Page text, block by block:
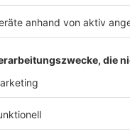
bzw. 279,99€
wird es auch in
immer ausverkauft,
ANTENNE
Partnerin oder auch
letzten Tickets